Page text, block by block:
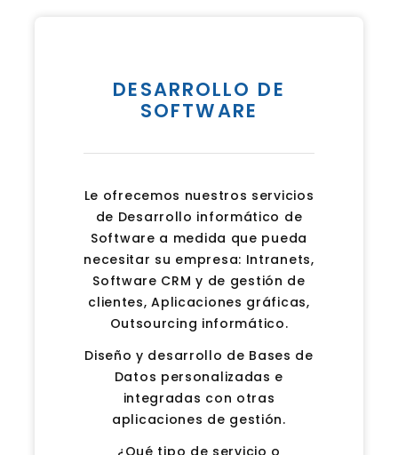
DESARROLLO DE
SOFTWARE
Le ofrecemos nuestros servicios
de Desarrollo informático de
Software a medida que pueda
necesitar su empresa: Intranets,
Software CRM y de gestión de
clientes, Aplicaciones gráficas,
Outsourcing informático.
Diseño y desarrollo de Bases de
Datos personalizadas e
integradas con otras
aplicaciones de gestión.